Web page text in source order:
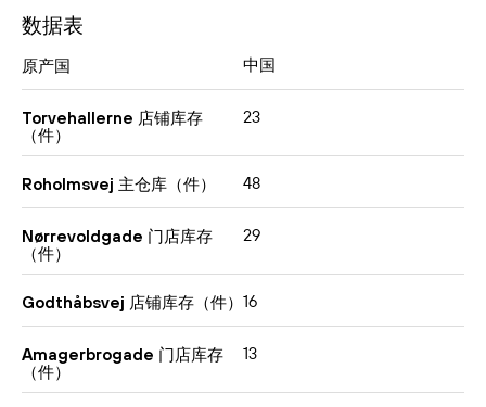
数据表
原产国 中国
Torvehallerne 店铺库存
（件）
23
Roholmsvej 主仓库（件） 48
Nørrevoldgade 门店库存
（件）
29
Godthåbsvej 店铺库存（件） 16
Amagerbrogade 门店库存
（件）
13